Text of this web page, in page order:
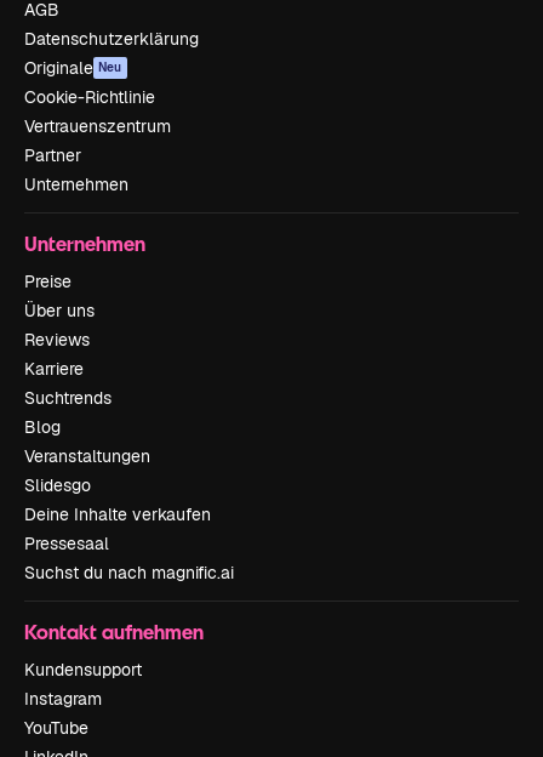
AGB
Datenschutzerklärung
Originale Neu
Cookie-Richtlinie
Vertrauenszentrum
Partner
Unternehmen
Unternehmen
Preise
Über uns
Reviews
Karriere
Suchtrends
Blog
Veranstaltungen
Slidesgo
Deine Inhalte verkaufen
Pressesaal
Suchst du nach magnific.ai
Kontakt aufnehmen
Kundensupport
Instagram
YouTube